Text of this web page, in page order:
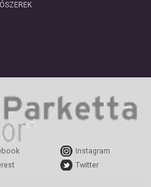
Instagram
Twitter